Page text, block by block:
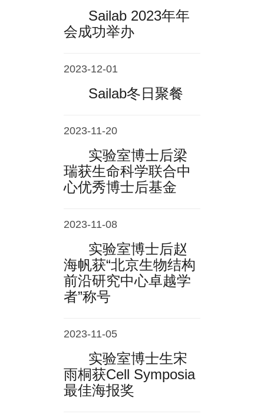
Sailab 2023年年
会成功举办
2023-12-01
Sailab冬日聚餐
2023-11-20
实验室博士后梁
瑞获生命科学联合中
心优秀博士后基金
2023-11-08
实验室博士后赵
海帆获“北京生物结构
前沿研究中心卓越学
者”称号
2023-11-05
实验室博士生宋
雨桐获Cell Symposia
最佳海报奖